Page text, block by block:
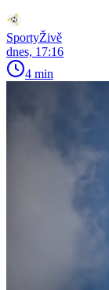
SportyŽivě
dnes, 17:16
4 min